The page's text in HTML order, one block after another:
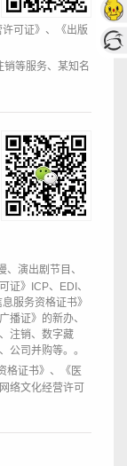
可证》、《出版
销等服务、某知名
、演出剧节目、
证》ICP、EDI、
服务资格证书》
播证》的新办、
注销、数字藏
公司并购等。。
格证书》、《医
络文化经营许可